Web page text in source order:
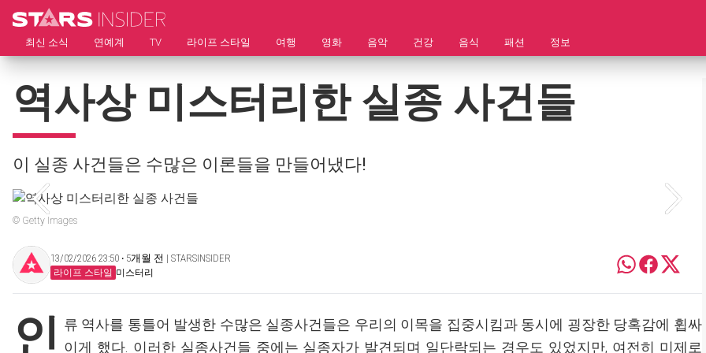
최신 소식 연예계 TV 라이프 스타일 여행 영화 음악 건강 음식 패션 정보
역사상 미스터리한 실종 사건들
이 실종 사건들은 수많은 이론들을 만들어냈다!
© Getty Images
13/02/2026 23:50 ‧ 5개월 전 | STARSINSIDER
라이프 스타일 미스터리
인 류 역사를 통틀어 발생한 수많은 실종사건들은 우리의 이목을 집중시킴과 동시에 굉장한 당혹감에 휩싸
이게 했다. 이러한 실종사건들 중에는 실종자가 발견되며 일단락되는 경우도 있었지만, 여전히 미제로